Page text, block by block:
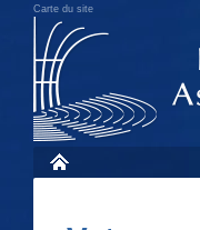
Carte du site